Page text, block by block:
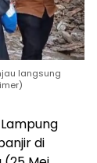
langsung
di